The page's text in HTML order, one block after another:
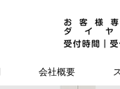
会社概要